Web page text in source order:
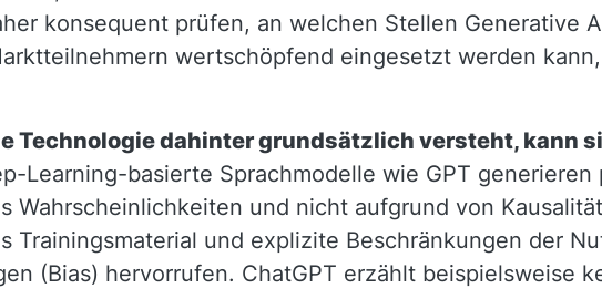
konsequent prüfen, an welchen Stellen Generative
wertschöpfend eingesetzt werden kann,
Technologie dahinter grundsätzlich versteht, kann
Learning-basierte Sprachmodelle wie GPT generieren
Wahrscheinlichkeiten und nicht aufgrund von
Trainingsmaterial und explizite Beschränkungen der
(Bias) hervorrufen. ChatGPT erzählt beispielsweise